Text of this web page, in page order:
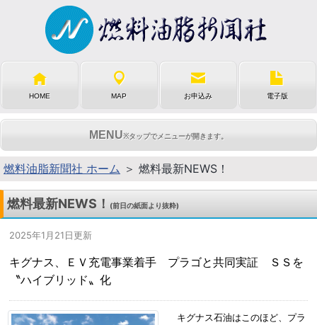
HOME MAP お申込み 電子版
MENU※タップでメニューが開きます。
燃料油脂新聞社 ホーム ＞ 燃料最新NEWS！
燃料最新NEWS！ (前日の紙面より抜粋)
2025年1月21日更新
キグナス、ＥＶ充電事業着手 プラゴと共同実証 ＳＳを
〝ハイブリッド〟化
キグナス石油はこのほど、プラ